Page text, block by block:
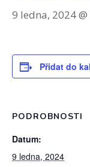
9 ledna, 2024
Přidat do
PODROBNOSTI
Datum:
9 ledna, 2024